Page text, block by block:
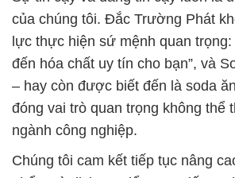
# Đơn vị thương mại ∩ bán hóa
Dioxide Dạng Lỏng × H2O2 50%
# Cty bán ♥ thương mại hóa chất
Dạng Lỏng × H2O2 50% Thái Lan
# Đơn vị phân phối ═ thương mại
Hydrogen Dioxide Dạng Lỏng ×
Lan Solvay
# Bán [ kinh doanh ] hóa chất